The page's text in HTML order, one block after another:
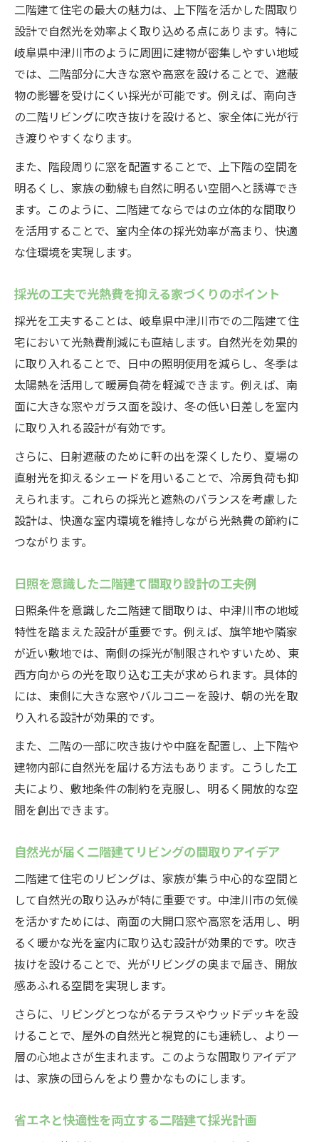
二階建て住宅の最大の魅力は、上下階を活かした間取り
設計で自然光を効率よく取り込める点にあります。特に
岐阜県中津川市のように周囲に建物が密集しやすい地域
では、二階部分に大きな窓や高窓を設けることで、遮蔽
物の影響を受けにくい採光が可能です。例えば、南向き
の二階リビングに吹き抜けを設けると、家全体に光が行
き渡りやすくなります。
また、階段周りに窓を配置することで、上下階の空間を
明るくし、家族の動線も自然に明るい空間へと誘導でき
ます。このように、二階建てならではの立体的な間取り
を活用することで、室内全体の採光効率が高まり、快適
な住環境を実現します。
採光の工夫で光熱費を抑える家づくりのポイント
採光を工夫することは、岐阜県中津川市での二階建て住
宅において光熱費削減にも直結します。自然光を効果的
に取り入れることで、日中の照明使用を減らし、冬季は
太陽熱を活用して暖房負荷を軽減できます。例えば、南
面に大きな窓やガラス面を設け、冬の低い日差しを室内
に取り入れる設計が有効です。
さらに、日射遮蔽のために軒の出を深くしたり、夏場の
直射光を抑えるシェードを用いることで、冷房負荷も抑
えられます。これらの採光と遮熱のバランスを考慮した
設計は、快適な室内環境を維持しながら光熱費の節約に
つながります。
日照を意識した二階建て間取り設計の工夫例
日照条件を意識した二階建て間取りは、中津川市の地域
特性を踏まえた設計が重要です。例えば、旗竿地や隣家
が近い敷地では、南側の採光が制限されやすいため、東
西方向からの光を取り込む工夫が求められます。具体的
には、東側に大きな窓やバルコニーを設け、朝の光を取
り入れる設計が効果的です。
また、二階の一部に吹き抜けや中庭を配置し、上下階や
建物内部に自然光を届ける方法もあります。こうした工
夫により、敷地条件の制約を克服し、明るく開放的な空
間を創出できます。
自然光が届く二階建てリビングの間取りアイデア
二階建て住宅のリビングは、家族が集う中心的な空間と
して自然光の取り込みが特に重要です。中津川市の気候
を活かすためには、南面の大開口窓や高窓を活用し、明
るく暖かな光を室内に取り込む設計が効果的です。吹き
抜けを設けることで、光がリビングの奥まで届き、開放
感あふれる空間を実現します。
さらに、リビングとつながるテラスやウッドデッキを設
けることで、屋外の自然光と視覚的にも連続し、より一
層の心地よさが生まれます。このような間取りアイデア
は、家族の団らんをより豊かなものにします。
省エネと快適性を両立する二階建て採光計画